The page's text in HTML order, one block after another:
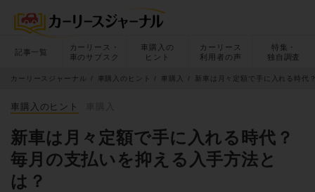
記事一覧
カーリース・
車のサブスク
車購入の
ヒント
カーリース
利用者の声
特集・
独自調査
カーリースジャーナル 車購入のヒント 車購入 新車は月々定額で手に入れる時代
車購入のヒント
新車は月々定額で手に入れる時代？
毎月の支払いを抑える入手方法と
は？